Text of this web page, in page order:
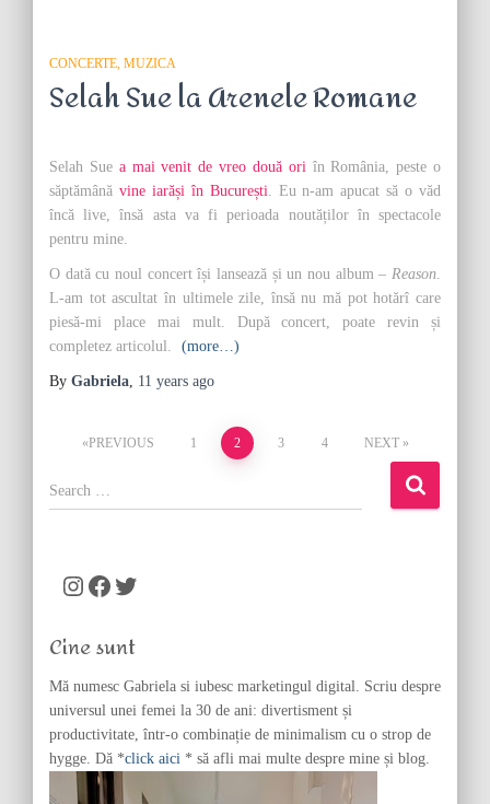
CONCERTE MUZICA
Selah Sue la Arenele Romane
Selah Suea mai venit de vreo două oriîn România, peste o
săptămână vine iarăși în București. Eu n-am apucat să o văd
încă live, însă asta va fi perioada noutăților în spectacole
pentru mine.
O dată cu noul concert își lansează și un nou album – Reason.
L-am tot ascultat în ultimele zile, însă nu mă pot hotărî care
piesă-mi place mai mult. După concert, poate revin și
completez articolul.
(more…)
By Gabriela, 11 years ago
Posts
pagination
PREVIOUS 1 2 3 4 NEXT
S
e
o
Instagram Facebook Twitter
Cine sunt
Mă numesc Gabriela si iubesc marketingul digital. Scriu despre
universul unei femei la 30 de ani: divertisment și
productivitate, într-o combinație de minimalism cu o strop de
hygge. Dă *click aici * să afli mai multe despre mine și blog.